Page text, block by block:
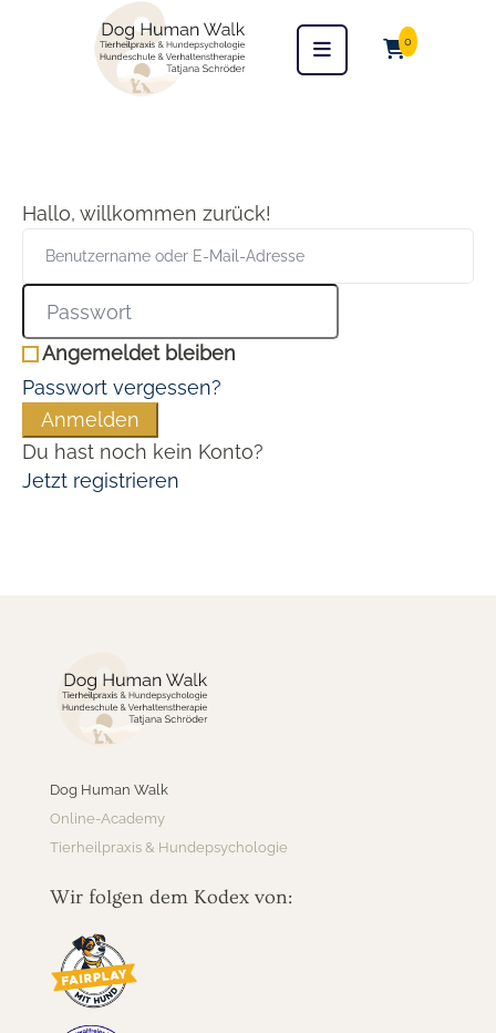
0
Hallo, willkommen zurück!
Angemeldet bleiben
Passwort vergessen?
Anmelden
Du hast noch kein Konto?
Jetzt registrieren
Dog Human Walk
Online-Academy
Tierheilpraxis & Hundepsychologie
Wir folgen dem Kodex von: